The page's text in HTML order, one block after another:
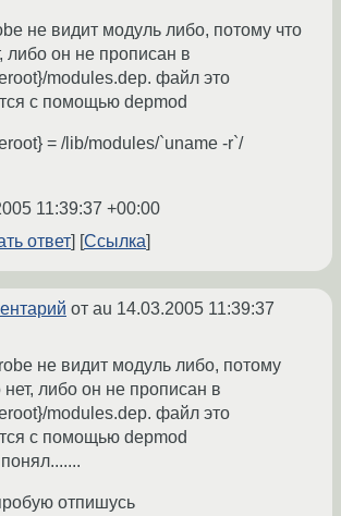
не видит модуль либо, потому что
либо он не прописан в
modules.dep. файл это
с помощью depmod
= /lib/modules/`uname -r`/
11:39:37 +00:00
ответ
Ссылка
от au 14.03.2005 11:39:37
не видит модуль либо, потому
нет, либо он не прописан в
modules.dep. файл это
с помощью depmod
отпишусь